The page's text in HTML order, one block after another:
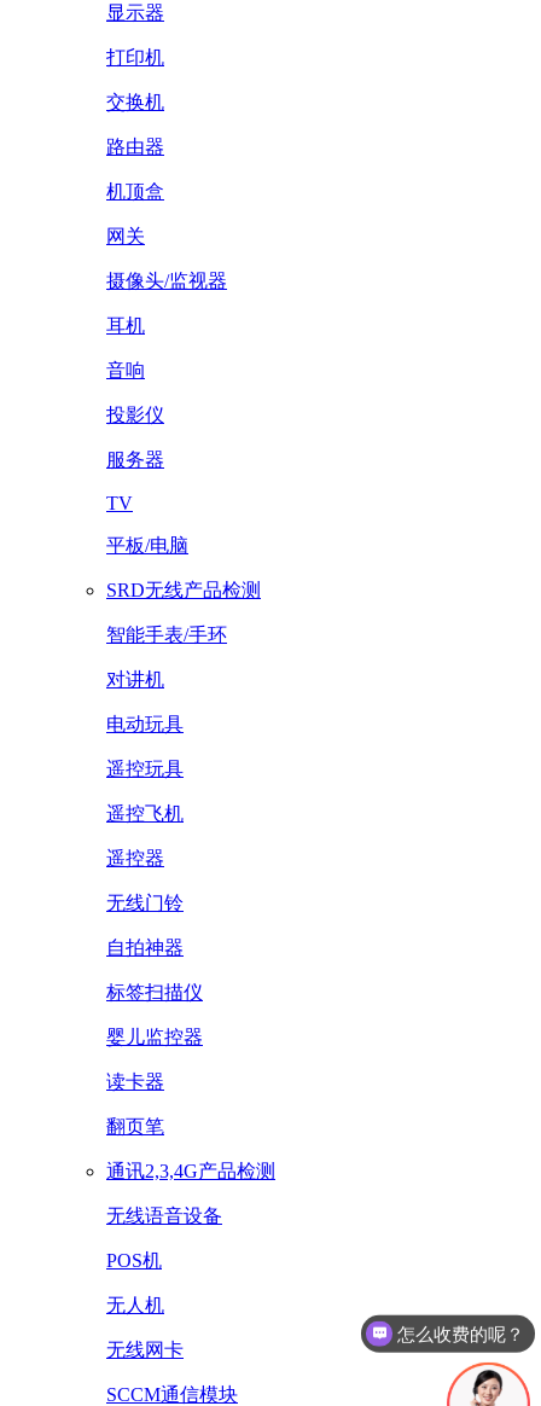
显示器
打印机
交换机
路由器
机顶盒
网关
摄像头/监视器
耳机
音响
投影仪
服务器
TV
平板/电脑
SRD无线产品检测
智能手表/手环
对讲机
电动玩具
遥控玩具
遥控飞机
遥控器
无线门铃
自拍神器
标签扫描仪
婴儿监控器
读卡器
翻页笔
通讯2,3,4G产品检测
无线语音设备
POS机
无人机
无线网卡
SCCM通信模块
怎么收费的呢？